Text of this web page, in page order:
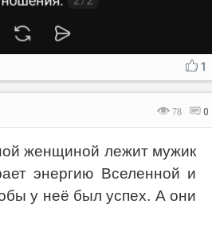
1
78 0
женщиной лежит мужик
энергию Вселенной и
у неё был успех. А они